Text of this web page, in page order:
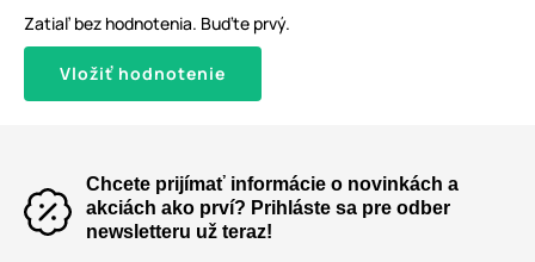
Zatiaľ bez hodnotenia. Buďte prvý.
Vložiť hodnotenie
Chcete prijímať informácie o novinkách a
akciách ako prví? Prihláste sa pre odber
newsletteru už teraz!